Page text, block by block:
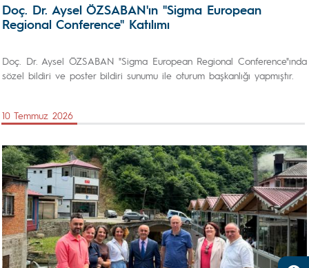
Doç. Dr. Aysel ÖZSABAN'ın "Sigma European
Regional Conference" Katılımı
Doç. Dr. Aysel ÖZSABAN "Sigma European Regional Conference"ında
sözel bildiri ve poster bildiri sunumu ile oturum başkanlığı yapmıştır.
10 Temmuz 2026